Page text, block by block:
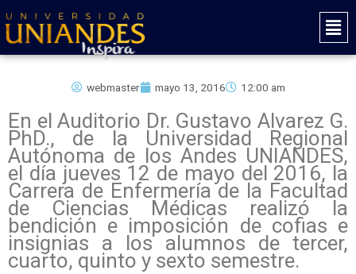
al
contenido
Main
webmaster mayo 13, 2016 12:00 am
En el Auditorio Dr. Gustavo Alvarez G.
PhD., de la Universidad Regional
Autónoma de los Andes UNIANDES,
el día jueves 12 de mayo del 2016, la
Carrera de Enfermería de la Facultad
de Ciencias Médicas realizó la
bendición e imposición de cofias e
insignias a los alumnos de tercer,
cuarto, quinto y sexto semestre.